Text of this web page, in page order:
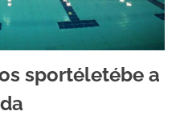
sportéletébe a